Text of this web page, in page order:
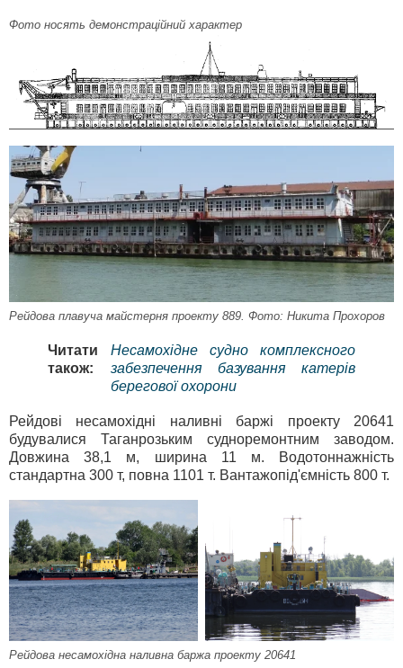
Фото носять демонстраційний характер
Рейдова плавуча майстерня проекту 889. Фото: Никита Прохоров
Читати
також:
Несамохідне судно комплексного
забезпечення базування катерів
берегової охорони
Рейдові несамохідні наливні баржі проекту 20641
будувалися Таганрозьким судноремонтним заводом.
Довжина 38,1 м, ширина 11 м. Водотоннажність
стандартна 300 т, повна 1101 т. Вантажопід'ємність 800 т.
Рейдова несамохідна наливна баржа проекту 20641